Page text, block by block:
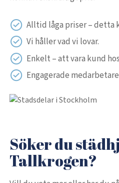
Alltid låga priser – detta
Vi håller vad vi lovar.
Enkelt – att vara kund
Engagerade
Söker du
Tallkrogen?